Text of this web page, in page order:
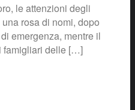
le attenzioni degli
rosa di nomi, dopo
emergenza, mentre il
famigliari delle […]